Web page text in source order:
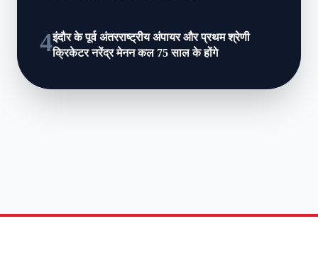
4इंदौर के पूर्व अंतरराष्ट्रीय अंपायर और प्रथम श्रेणी
क्रिकेटर नरेंद्र मेनन कल 75 साल के होंगे